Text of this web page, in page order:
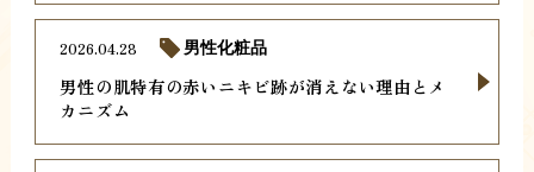
男性の肌特有の赤いニキビ跡が消えない理由とメ
カニズム
2026.04.28 男性化粧品